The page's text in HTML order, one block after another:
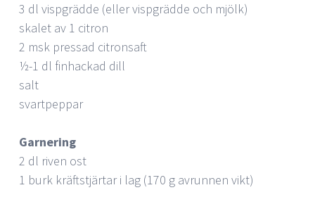
3 dl vispgrädde (eller vispgrädde och mjölk)
skalet av 1 citron
2 msk pressad citronsaft
½-1 dl finhackad dill
salt
svartpeppar
Garnering
2 dl riven ost
1 burk kräftstjärtar i lag (170 g avrunnen vikt)